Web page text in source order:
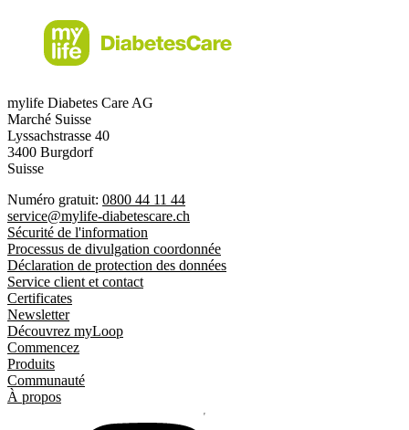
mylife Diabetes Care AG
Marché Suisse
Lyssachstrasse 40
3400 Burgdorf
Suisse
Numéro gratuit: 0800 44 11 44
service@mylife-diabetescare.ch
Sécurité de l'information
Processus de divulgation coordonnée
Déclaration de protection des données
Service client et contact
Certificates
Newsletter
Découvrez myLoop
Commencez
Produits
Communauté
À propos